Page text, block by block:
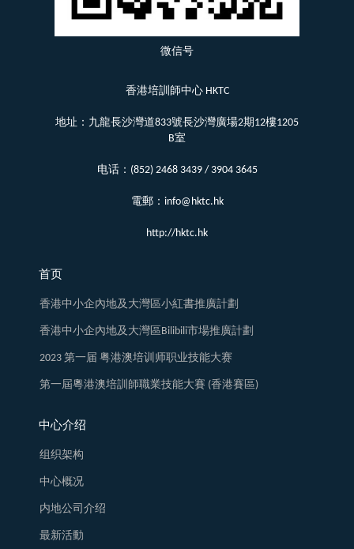
微信号
香港培訓師中心 HKTC
地址：九龍長沙灣道833號長沙灣廣場2期12樓1205
B室
电话：(852) 2468 3439 / 3904 3645
電郵：info@hktc.hk
http://hktc.hk
首页
香港中小企內地及大灣區小紅書推廣計劃
香港中小企內地及大灣區Bilibili市場推廣計劃
2023 第一届 粤港澳培训师职业技能大赛
第一屆粵港澳培訓師職業技能大賽 (香港賽區)
中心介绍
组织架构
中心概况
内地公司介绍
最新活動